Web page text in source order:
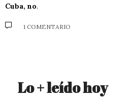
Cuba, no.
1 COMENTARIO
Lo + leído hoy